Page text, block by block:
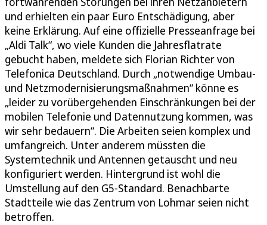
und erhielten ein paar Euro Entschädigung, aber
keine Erklärung. Auf eine offizielle Presseanfrage bei
„Aldi Talk“, wo viele Kunden die Jahresflatrate
gebucht haben, meldete sich Florian Richter von
Telefonica Deutschland. Durch „notwendige Umbau-
und Netzmodernisierungsmaßnahmen“ könne es
„leider zu vorübergehenden Einschränkungen bei der
mobilen Telefonie und Datennutzung kommen, was
wir sehr bedauern“. Die Arbeiten seien komplex und
umfangreich. Unter anderem müssten die
Systemtechnik und Antennen getauscht und neu
konfiguriert werden. Hintergrund ist wohl die
Umstellung auf den G5-Standard. Benachbarte
Stadtteile wie das Zentrum von Lohmar seien nicht
betroffen.